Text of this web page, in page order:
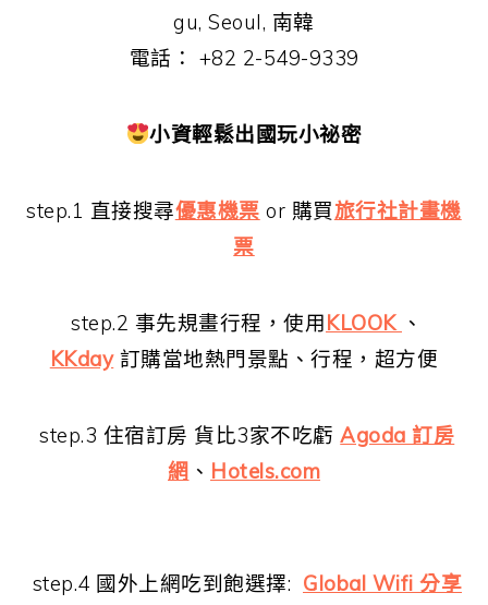
gu, Seoul, 南韓
電話： +82 2-549-9339
小資輕鬆出國玩小祕密
step.1 直接搜尋優惠機票 or 購買旅行社計畫機
票
step.2 事先規畫行程，使用KLOOK 、
KKday 訂購當地熱門景點、行程，超方便
step.3 住宿訂房 貨比3家不吃虧Agoda 訂房
網 、 Hotels.com
step.4 國外上網吃到飽選擇: Global Wifi 分享